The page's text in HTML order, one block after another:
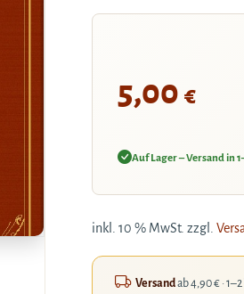
5,00 €
Auf Lager – Versand in
inkl. 10 % MwSt. zzgl.
Versandab 4,90 € ·